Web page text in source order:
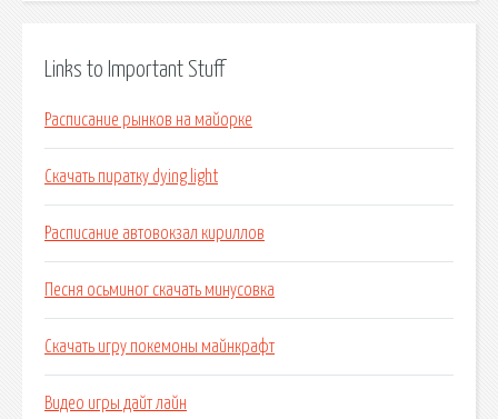
Links to Important Stuff
Расписание рынков на майорке
Скачать пиратку dying light
Расписание автовокзал кириллов
Песня осьминог скачать минусовка
Скачать игру покемоны майнкрафт
Видео игры дайт лайн